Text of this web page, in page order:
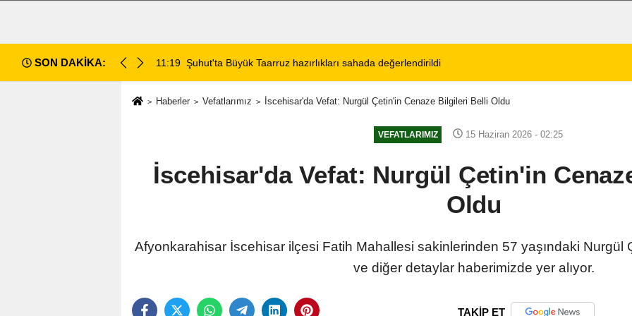
SON DAKİKA:
değerlendirildi 11:18 Afyon Cenaze İlanları: 7 Ağustos 2026 Cuma Defin Bilgileri Açıklandı Dinar'da beş gün
Haberler Vefatlarımız İscehisar'da Vefat: Nurgül Çetin'in Cenaze Bilgileri Belli Oldu
VEFATLARIMIZ 15 Haziran 2026 - 02:25
İscehisar'da Vefat: Nurgül Çetin'in
Oldu
Afyonkarahisar İscehisar ilçesi Fatih Mahallesi sakinlerinden 57 yaşındaki Nurgül
ve diğer detaylar haberimizde yer alıyor.
TAKİP ET